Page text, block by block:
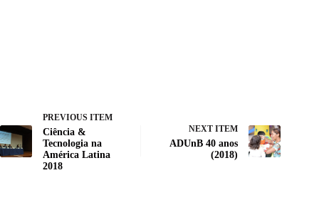
PREVIOUS ITEM
Ciência &
Tecnologia na
América Latina
2018
NEXT ITEM
ADUnB 40 anos
(2018)